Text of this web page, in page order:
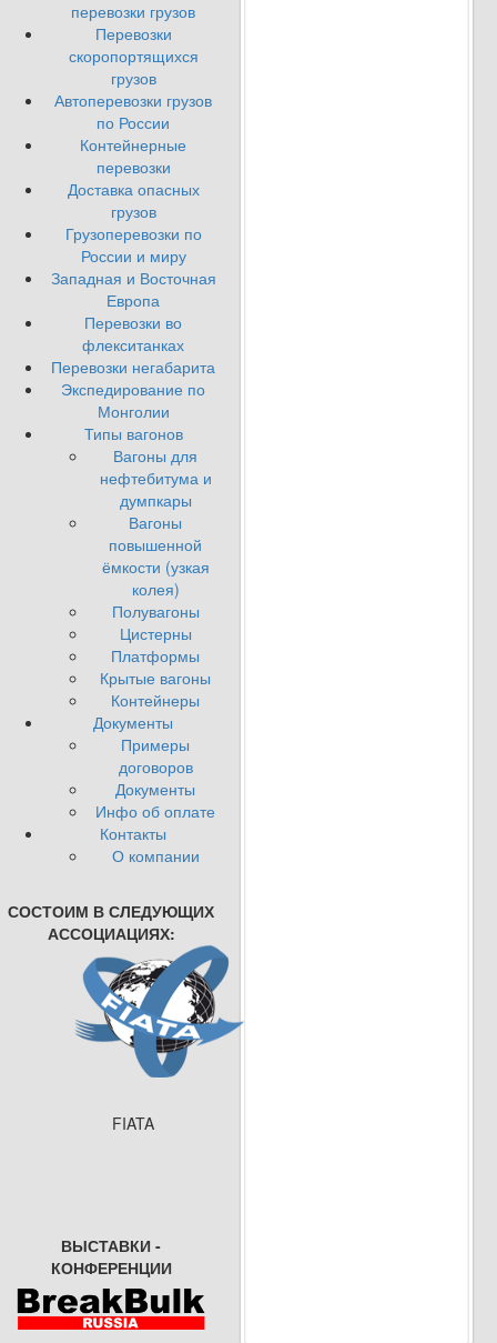
перевозки грузов
Перевозки
скоропортящихся
грузов
Автоперевозки грузов
по России
Контейнерные
перевозки
Доставка опасных
грузов
Грузоперевозки по
России и миру
Западная и Восточная
Европа
Перевозки во
флекситанках
Перевозки негабарита
Экспедирование по
Монголии
Типы вагонов
Вагоны для
нефтебитума и
думпкары
Вагоны
повышенной
ёмкости (узкая
колея)
Полувагоны
Цистерны
Платформы
Крытые вагоны
Контейнеры
Документы
Примеры
договоров
Документы
Инфо об оплате
Контакты
О компании
СОСТОИМ В СЛЕДУЮЩИХ
АССОЦИАЦИЯХ:
FIATA
ВЫСТАВКИ -
КОНФЕРЕНЦИИ